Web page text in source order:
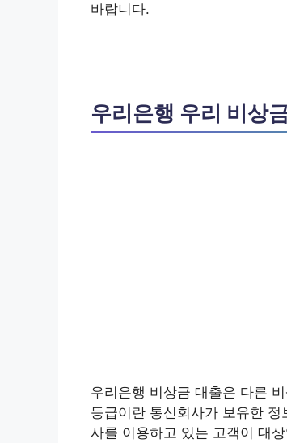
바랍니다.
우리은행 우리 비상
우리은행 비상금 대출은 다른
등급이란 통신회사가 보유한
사를 이용하고 있는 고객이 대